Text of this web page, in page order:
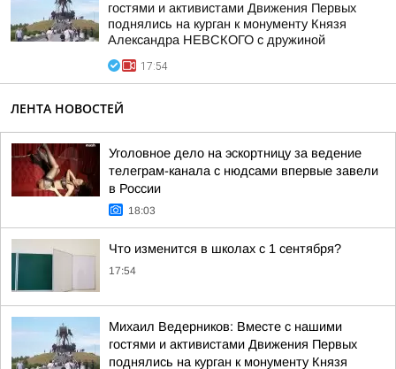
гостями и активистами Движения Первых
поднялись на курган к монументу Князя
Александра НЕВСКОГО с дружиной
17:54
ЛЕНТА НОВОСТЕЙ
Уголовное дело на эскортницу за ведение
телеграм-канала с нюдсами впервые завели
в России
18:03
Что изменится в школах с 1 сентября?
17:54
Михаил Ведерников: Вместе с нашими
гостями и активистами Движения Первых
поднялись на курган к монументу Князя